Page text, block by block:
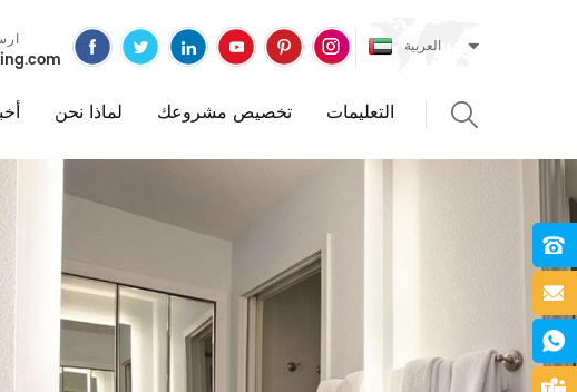
العربية
لماذا نحن تخصيص مشروعك التعليمات